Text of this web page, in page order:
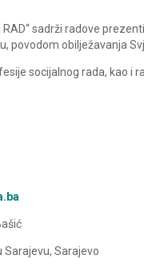
RAD“ sadrži radove
povodom obilježavanja
socijalnog rada, kao
Sarajevo